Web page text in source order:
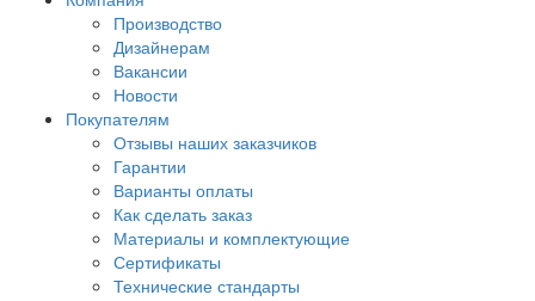
Производство
Дизайнерам
Вакансии
Новости
Покупателям
Отзывы наших заказчиков
Гарантии
Варианты оплаты
Как сделать заказ
Материалы и комплектующие
Сертификаты
Технические стандарты